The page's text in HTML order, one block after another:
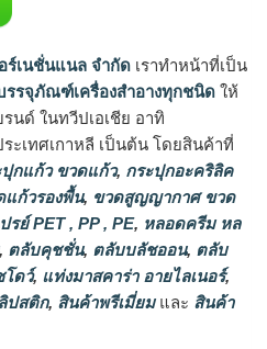
ร์เนชั่นแนล จำกัด เราทำหน้าที่เป็น
รจุภัณฑ์เครื่องสำอางทุกชนิด ให้
นด์ ในทวีปเอเชีย อาทิ
ะเทศเกาหลี เป็นต้น โดยสินค้าที่
ปุกแก้ว ขวดแก้ว, กระปุกอะคริลิค
แก้วรองพื้น, ขวดสูญญากาศ ขวด
รย์ PET , PP , PE, หลอดครีม หล
, ตลับคุชชั่น, ตลับบลัชออน, ตลับ
ดว์, แท่งมาสคาร่า อายไลเนอร์,
ปสติก, สินค้าพรีเมี่ยมและ สินค้า